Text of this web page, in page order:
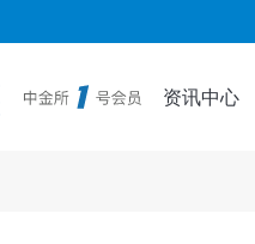
资讯中心